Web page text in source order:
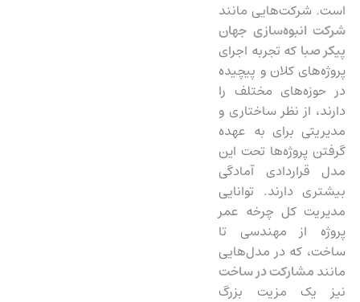
است. شرکت‌هایی مانند
شرکت انبوه‌سازی جهان
پیکر صبا که تجربه اجرای
پروژه‌های کلان و پیچیده
در حوزه‌های مختلف را
دارند، از نظر ساختاری و
مدیریتی برای به عهده
گرفتن پروژه‌ها تحت این
مدل قراردادی آمادگی
بیشتری دارند. توانایی
مدیریت کل چرخه عمر
پروژه از مهندسی تا
ساخت، که در مدل‌هایی
مانندمشارکت در ساخت
نیز یک مزیت بزرگ